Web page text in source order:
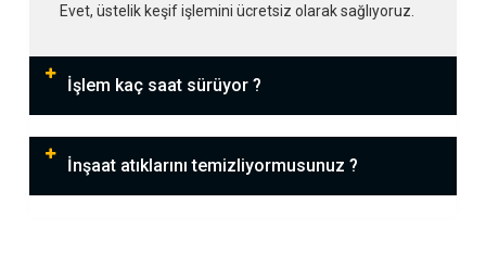
Evet, üstelik keşif işlemini ücretsiz olarak sağlıyoruz.
İşlem kaç saat sürüyor ?
İnşaat atıklarını temizliyormusunuz ?